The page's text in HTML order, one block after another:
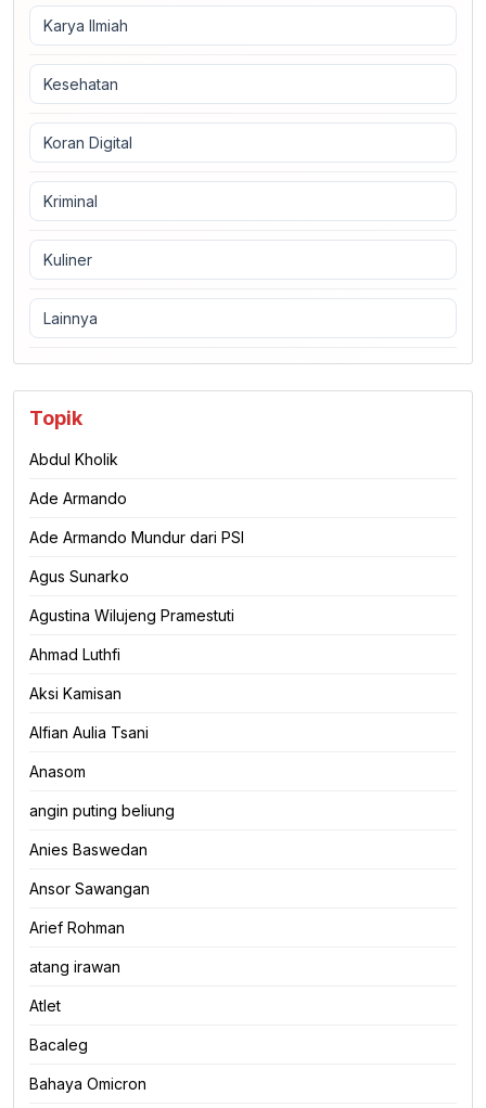
Karya Ilmiah
Kesehatan
Koran Digital
Kriminal
Kuliner
Lainnya
Topik
Abdul Kholik
Ade Armando
Ade Armando Mundur dari PSI
Agus Sunarko
Agustina Wilujeng Pramestuti
Ahmad Luthfi
Aksi Kamisan
Alfian Aulia Tsani
Anasom
angin puting beliung
Anies Baswedan
Ansor Sawangan
Arief Rohman
atang irawan
Atlet
Bacaleg
Bahaya Omicron